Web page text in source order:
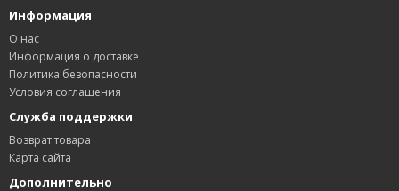
Информация
О нас
Информация о доставке
Политика безопасности
Условия соглашения
Служба поддержки
Возврат товара
Карта сайта
Дополнительно